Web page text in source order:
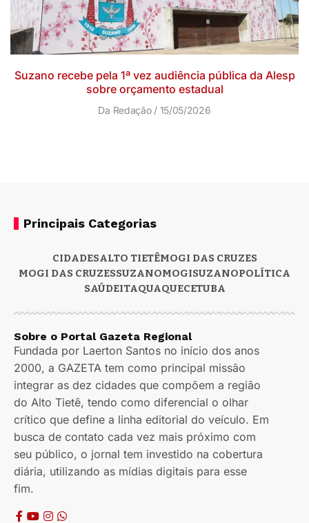
Suzano recebe pela 1ª vez audiência pública da Alesp
sobre orçamento estadual
Da Redação 15/05/2026
Principais Categorias
CIDADESALTO TIETÊMOGI DAS CRUZES
MOGI DAS CRUZESSUZANOMOGISUZANOPOLÍTICA
SAÚDEITAQUAQUECETUBA
Sobre o Portal Gazeta Regional
Fundada por Laerton Santos no início dos anos
2000, a GAZETA tem como principal missão
integrar as dez cidades que compõem a região
do Alto Tietê, tendo como diferencial o olhar
crítico que define a linha editorial do veículo. Em
busca de contato cada vez mais próximo com
seu público, o jornal tem investido na cobertura
diária, utilizando as mídias digitais para esse
fim.